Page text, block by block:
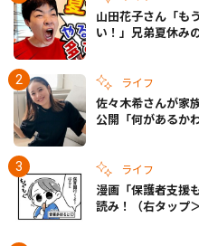
山田花子さん「も
い！」兄弟夏休み
ライフ
佐々木希さんが家
公開「何があるか
ライフ
漫画「保護者支援
読み！（右タップ